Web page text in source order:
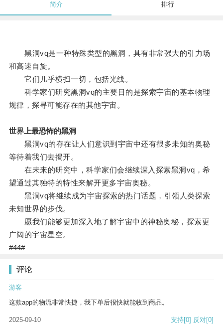
简介 排行
黑洞vq是一种特殊类型的黑洞，具有非常强大的引力场
和高速自旋。
它们几乎横扫一切，包括光线。
科学家们研究黑洞vq的主要目的是探索宇宙的基本物理
规律，探寻可能存在的其他宇宙。
世界上最恐怖的黑洞
黑洞vq的存在让人们意识到宇宙中还有很多未知的奥秘
等待着我们去揭开。
在未来的研究中，科学家们会继续深入探索黑洞vq，希
望通过其独特的特性来解开更多宇宙奥秘。
黑洞vq将继续成为宇宙探索的热门话题，引领人类探索
未知世界的步伐。
愿我们能够更加深入地了解宇宙中的神秘奥秘，探索更
广阔的宇宙星空。
#44#
评论
游客
这款app的物流非常快捷，我下单后很快就能收到商品。
2025-09-10 支持[0] 反对[0]